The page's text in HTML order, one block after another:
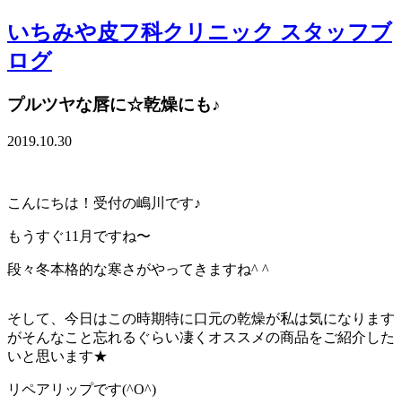
いちみや皮フ科クリニック スタッフブ
ログ
プルツヤな唇に☆乾燥にも♪
2019.10.30
こんにちは！受付の嶋川です♪
もうすぐ11月ですね〜
段々冬本格的な寒さがやってきますね^ ^
そして、今日はこの時期特に口元の乾燥が私は気になります
がそんなこと忘れるぐらい凄くオススメの商品をご紹介した
いと思います★
リペアリップです(^O^)